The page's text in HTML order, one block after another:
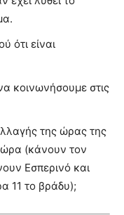
ότι είναι
κοινωνήσουμε στις
της ώρας της
(κάνουν τον
Εσπερινό και
11 το βράδυ);